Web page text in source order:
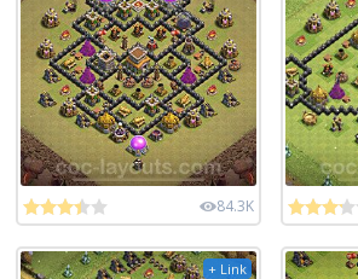
84.3K
+ Link